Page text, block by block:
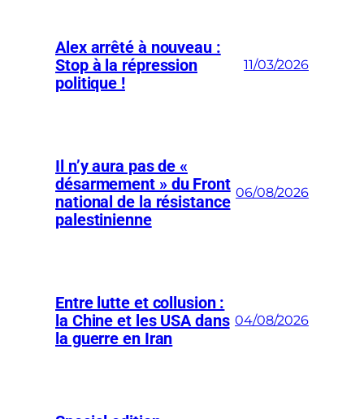
Alex arrêté à nouveau :
Stop à la répression
politique !
11/03/2026
Il n’y aura pas de «
désarmement » du Front
national de la résistance
palestinienne
06/08/2026
Entre lutte et collusion :
la Chine et les USA dans
la guerre en Iran
04/08/2026